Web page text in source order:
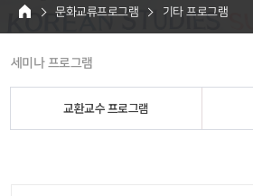
HOME
문화교류프로그램 기타 프로그램
세미나 프로그램
교환교수 프로그램